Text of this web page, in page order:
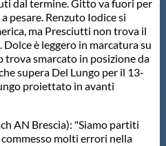
dal termine. Gitto va fuori per
pesare. Renzuto Iodice si
ma Presciutti non trova il
è leggero in marcatura su
trova smarcato in posizione da
supera Del Lungo per il 13-
proiettato in avanti
AN Brescia): "Siamo partiti
molti errori nella